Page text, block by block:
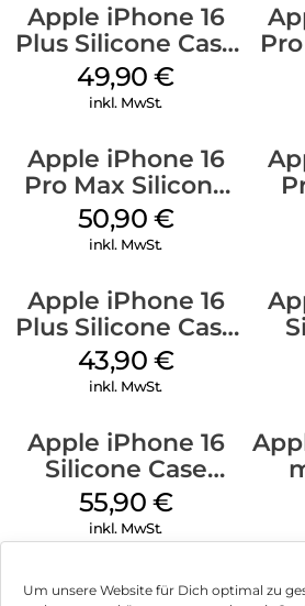
Um unsere Website für Dich optimal zu
Apple iPhone 16
Plus Silicone Case
MagSafe Lake
Green
49,90€
inkl. MwSt.
Apple iPhone 16
Pro Max Silicone
Case MagSafe
Denim
50,90 €
inkl. MwSt.
Apple iPhone 16
Plus Silicone Case
MagSafe Black
43,90 €
inkl. MwSt.
Apple iPhone 16
Silicone Case
MagSafe Plum
55,90 €
inkl. MwSt.